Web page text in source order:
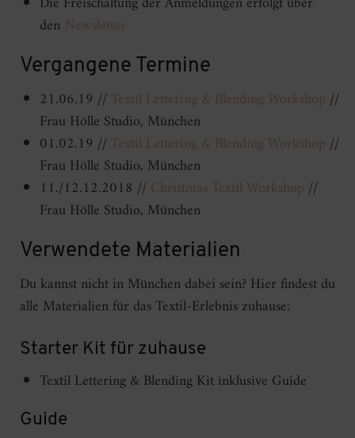
den Newsletter
Vergangene Termine
21.06.19 // Textil Lettering & Blending Workshop//
Frau Hölle Studio, München
01.02.19 // Textil Lettering & Blending Workshop//
Frau Hölle Studio, München
11./12.12.2018 // Christmas Textil Workshop//
Frau Hölle Studio, München
Verwendete Materialien
Du kannst nicht in München dabei sein? Hier findest du
alle Materialien für das Textil-Erlebnis zuhause:
Starter Kit für zuhause
Textil Lettering & Blending Kit inklusive Guide
Guide